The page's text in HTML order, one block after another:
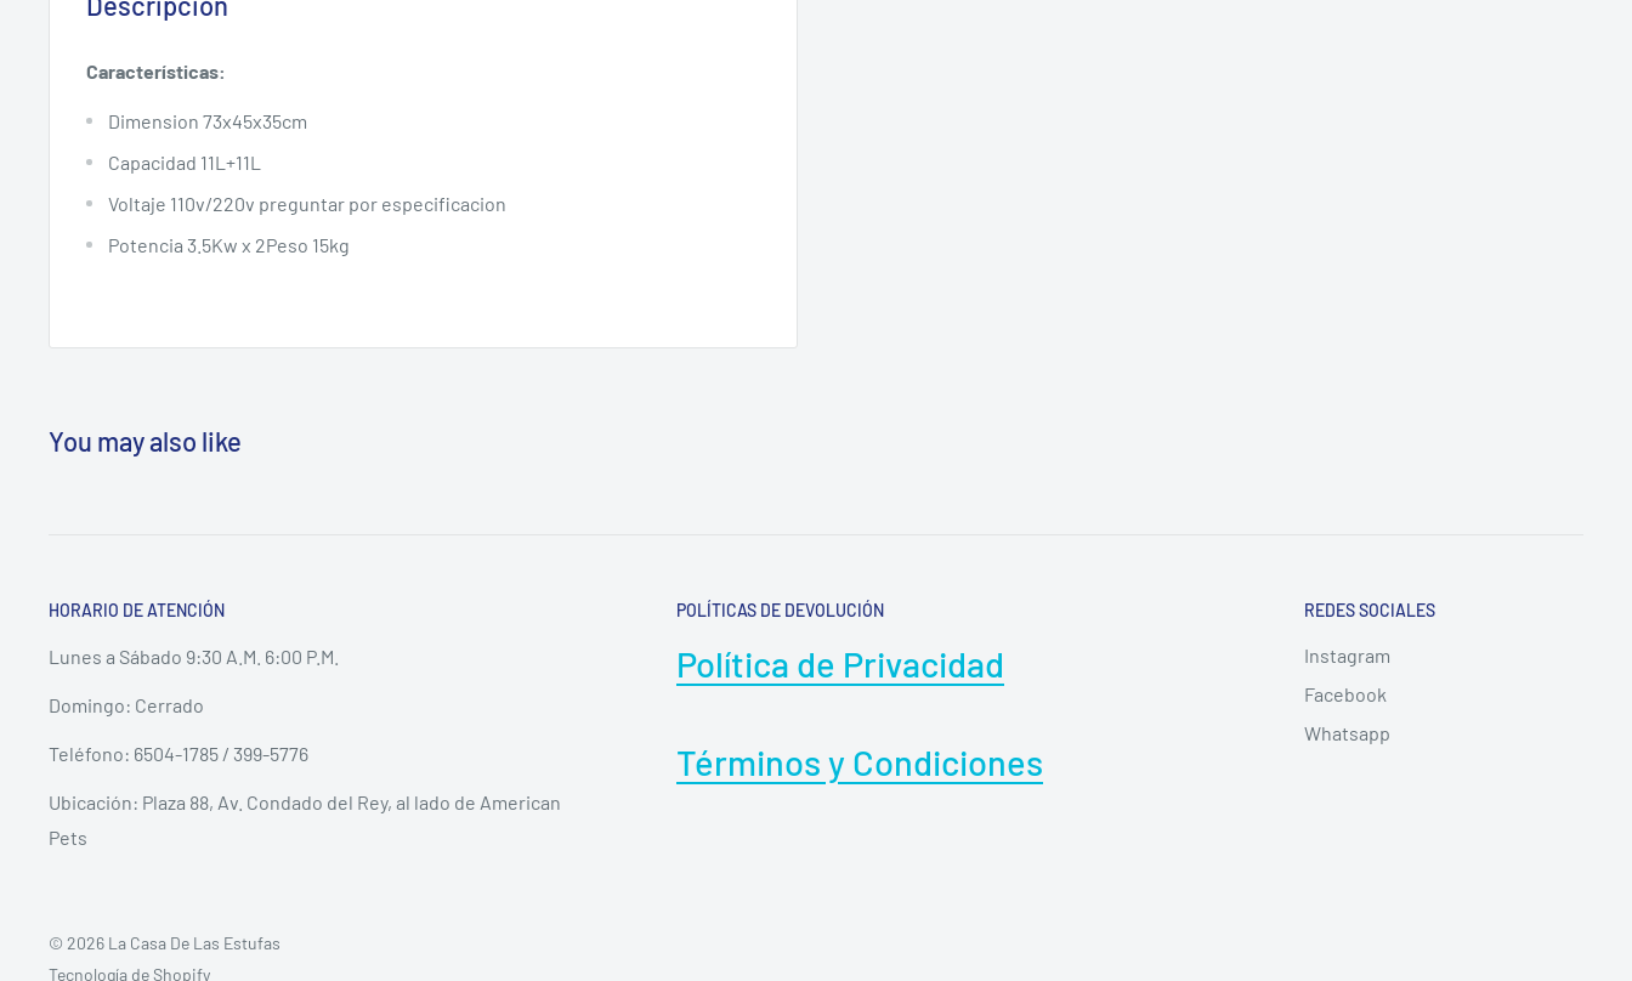
Características:
Dimension 73x45x35cm
Capacidad 11L+11L
Voltaje 110v/220v preguntar por especificacion
Potencia 3.5Kw x 2Peso 15kg
You may also like
HORARIO DE ATENCIÓN
Lunes a Sábado 9:30 A.M. 6:00 P.M.
Domingo: Cerrado
Teléfono: 6504-1785 / 399-5776
Ubicación: Plaza 88, Av. Condado del Rey, al lado de American
Pets
POLÍTICAS DE DEVOLUCIÓN
Política de Privacidad
Términos y Condiciones
REDES SOCIALES
Instagram
Facebook
Whatsapp
© 2026 La Casa De Las Estufas
Tecnología de Shopify